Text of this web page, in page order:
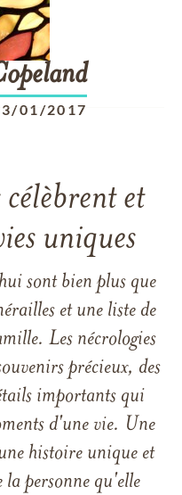
01/2017
célèbrent et
uniques
sont bien plus que
et une liste de
Les nécrologies
précieux, des
importants qui
d'une vie. Une
histoire unique et
personne qu'elle